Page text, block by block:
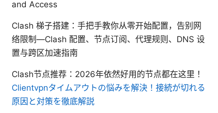
and Access
Clash 梯子搭建：手把手教你从零开始配置，告别网
络限制—Clash 配置、节点订阅、代理规则、DNS 设
置与跨区加速指南
Clash节点推荐：2026年依然好用的节点都在这里！
Clientvpnタイムアウトの悩みを解決！接続が切れる
原因と対策を徹底解説